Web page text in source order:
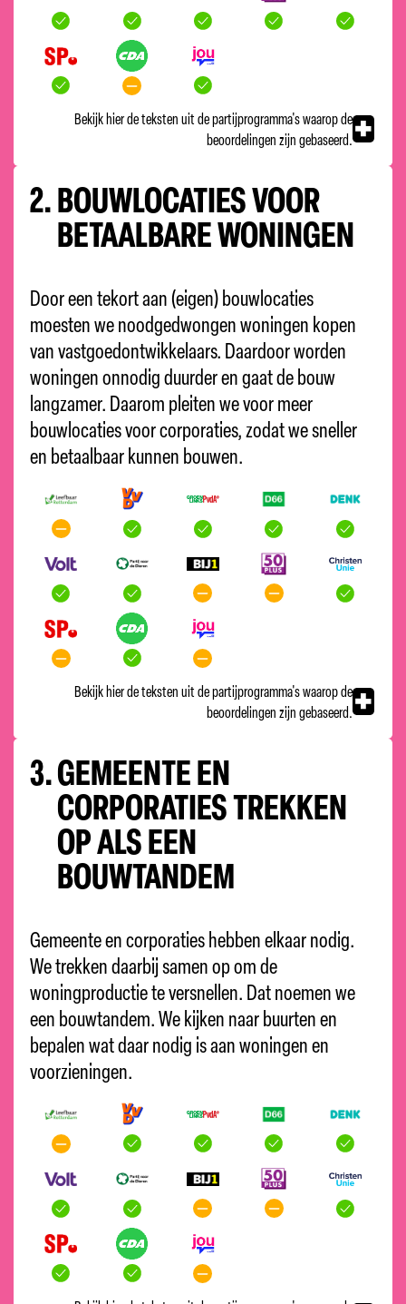
Bekijk hier de teksten uit de partijprogramma's waarop de
beoordelingen zijn gebaseerd.
2.BOUWLOCATIES VOOR
BETAALBARE WONINGEN
Door een tekort aan (eigen) bouwlocaties
moesten we noodgedwongen woningen kopen
van vastgoedontwikkelaars. Daardoor worden
woningen onnodig duurder en gaat de bouw
langzamer. Daarom pleiten we voor meer
bouwlocaties voor corporaties, zodat we sneller
en betaalbaar kunnen bouwen.
Bekijk hier de teksten uit de partijprogramma's waarop de
beoordelingen zijn gebaseerd.
3.GEMEENTE EN
CORPORATIES TREKKEN
OP ALS EEN
BOUWTANDEM
Gemeente en corporaties hebben elkaar nodig.
We trekken daarbij samen op om de
woningproductie te versnellen. Dat noemen we
een bouwtandem. We kijken naar buurten en
bepalen wat daar nodig is aan woningen en
voorzieningen.